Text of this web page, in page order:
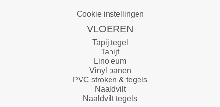
Cookie instellingen
VLOEREN
Tapijttegel
Tapijt
Linoleum
Vinyl banen
PVC stroken & tegels
Naaldvilt
Naaldvilt tegels